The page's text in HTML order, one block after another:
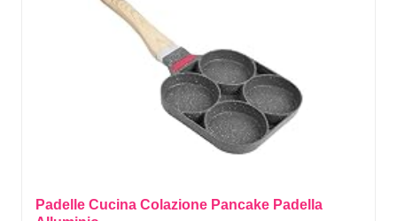
Padelle Cucina Colazione Pancake Padella